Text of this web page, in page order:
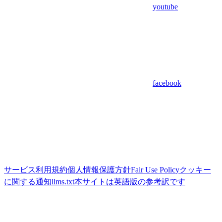
youtube
facebook
サービス利用規約個人情報保護方針Fair Use Policyクッキー
に関する通知llms.txt本サイトは英語版の参考訳です